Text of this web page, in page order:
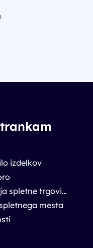
izdelkov
Pogoji poslovanja spletne trgovine
mesta